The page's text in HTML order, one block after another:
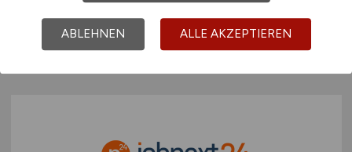
vor 3 Tagen
ABLEHNEN ALLE AKZEPTIEREN